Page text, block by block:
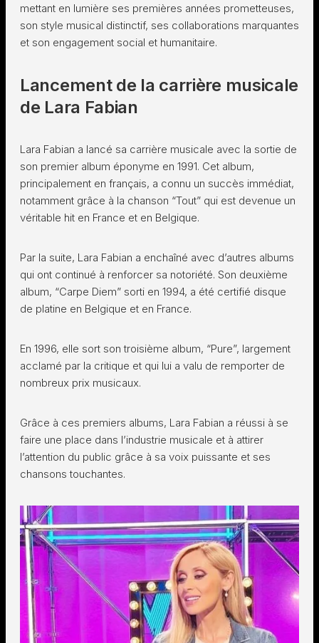
mettant en lumière ses premières années prometteuses,
son style musical distinctif, ses collaborations marquantes
et son engagement social et humanitaire.
Lancement de la carrière musicale
de Lara Fabian
Lara Fabian a lancé sa carrière musicale avec la sortie de
son premier album éponyme en 1991. Cet album,
principalement en français, a connu un succès immédiat,
notamment grâce à la chanson “Tout” qui est devenue un
véritable hit en France et en Belgique.
Par la suite, Lara Fabian a enchaîné avec d’autres albums
qui ont continué à renforcer sa notoriété. Son deuxième
album, “Carpe Diem” sorti en 1994, a été certifié disque
de platine en Belgique et en France.
En 1996, elle sort son troisième album, “Pure”, largement
acclamé par la critique et qui lui a valu de remporter de
nombreux prix musicaux.
Grâce à ces premiers albums, Lara Fabian a réussi à se
faire une place dans l’industrie musicale et à attirer
l’attention du public grâce à sa voix puissante et ses
chansons touchantes.